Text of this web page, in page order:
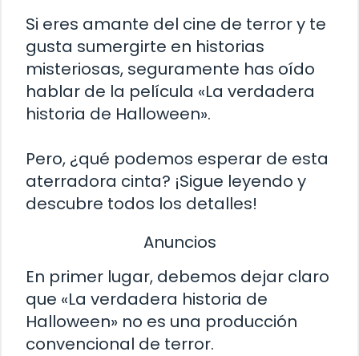
Si eres amante del cine de terror y te
gusta sumergirte en historias
misteriosas, seguramente has oído
hablar de la película «La verdadera
historia de Halloween».
Pero, ¿qué podemos esperar de esta
aterradora cinta? ¡Sigue leyendo y
descubre todos los detalles!
Anuncios
En primer lugar, debemos dejar claro
que «La verdadera historia de
Halloween» no es una producción
convencional de terror.